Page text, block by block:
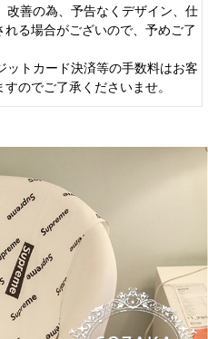
改善の為、予告なくデザイン、仕
れる場合がございので、予めご了
トカード決済等の手数料はお客
のでご了承くださいませ。